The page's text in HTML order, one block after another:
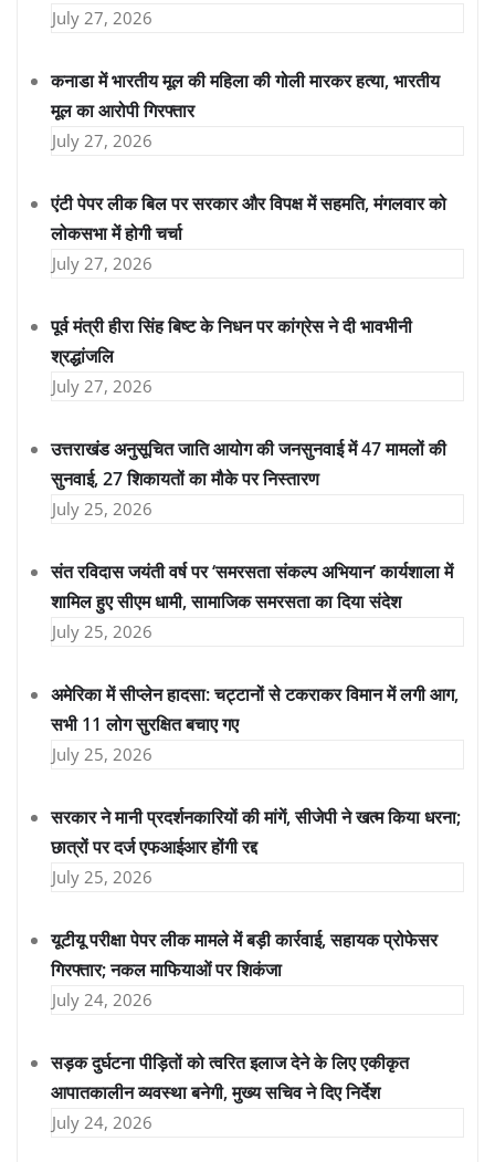
July 27, 2026
कनाडा में भारतीय मूल की महिला की गोली मारकर हत्या, भारतीय
मूल का आरोपी गिरफ्तार
July 27, 2026
एंटी पेपर लीक बिल पर सरकार और विपक्ष में सहमति, मंगलवार को
लोकसभा में होगी चर्चा
July 27, 2026
पूर्व मंत्री हीरा सिंह बिष्ट के निधन पर कांग्रेस ने दी भावभीनी
श्रद्धांजलि
July 27, 2026
उत्तराखंड अनुसूचित जाति आयोग की जनसुनवाई में 47 मामलों की
सुनवाई, 27 शिकायतों का मौके पर निस्तारण
July 25, 2026
संत रविदास जयंती वर्ष पर ‘समरसता संकल्प अभियान’ कार्यशाला में
शामिल हुए सीएम धामी, सामाजिक समरसता का दिया संदेश
July 25, 2026
अमेरिका में सीप्लेन हादसा: चट्टानों से टकराकर विमान में लगी आग,
सभी 11 लोग सुरक्षित बचाए गए
July 25, 2026
सरकार ने मानी प्रदर्शनकारियों की मांगें, सीजेपी ने खत्म किया धरना;
छात्रों पर दर्ज एफआईआर होंगी रद्द
July 25, 2026
यूटीयू परीक्षा पेपर लीक मामले में बड़ी कार्रवाई, सहायक प्रोफेसर
गिरफ्तार; नकल माफियाओं पर शिकंजा
July 24, 2026
सड़क दुर्घटना पीड़ितों को त्वरित इलाज देने के लिए एकीकृत
आपातकालीन व्यवस्था बनेगी, मुख्य सचिव ने दिए निर्देश
July 24, 2026